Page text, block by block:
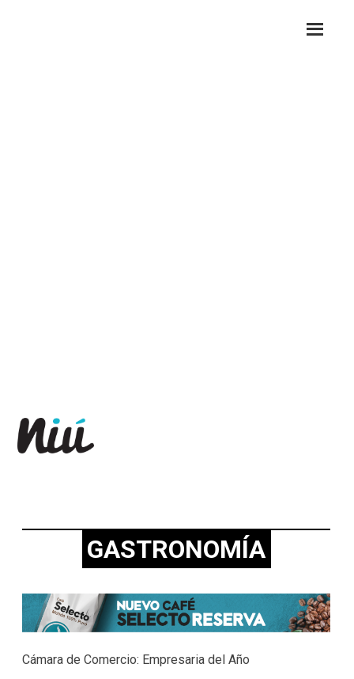
GASTRONOMÍA
Cámara de Comercio: Empresaria del Año